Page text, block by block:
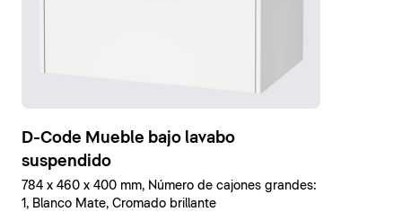
D-Code Mueble bajo lavabo
suspendido
784 x 460 x 400 mm, Número de cajones grandes:
1, Blanco Mate, Cromado brillante